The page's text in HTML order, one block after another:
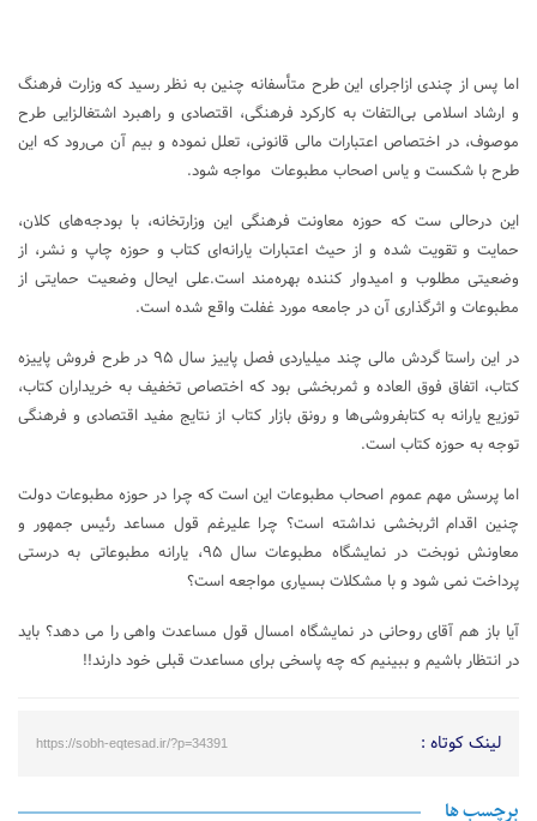
اما پس از چندی ازاجرای این طرح متأسفانه چنین به نظر رسید که وزارت فرهنگ
و ارشاد اسلامی بی‌التفات به کارکرد فرهنگی، اقتصادی و راهبرد اشتغالزایی طرح
موصوف، در اختصاص اعتبارات مالی قانونی، تعلل نموده و بیم آن می‌رود که این
طرح با شکست و یاس اصحاب مطبوعات مواجه شود.
این درحالی ست که حوزه معاونت فرهنگی این وزارتخانه، با بودجه‌های کلان،
حمایت و تقویت شده و از حیث اعتبارات یارانه‌ای کتاب و حوزه چاپ و نشر، از
وضعیتی مطلوب و امیدوار کننده بهره‌مند است.علی ایحال وضعیت حمایتی از
مطبوعات و اثرگذاری آن در جامعه مورد غفلت واقع شده است.
در این راستا گردش مالی چند میلیاردی فصل پاییز سال ۹۵ در طرح فروش پاییزه
کتاب، اتفاق فوق العاده و ثمربخشی بود که اختصاص تخفیف به خریداران کتاب،
توزیع یارانه به کتابفروشی‌ها و رونق بازار کتاب از نتایج مفید اقتصادی و فرهنگی
توجه به حوزه کتاب است.
اما پرسش مهم عموم اصحاب مطبوعات این است که چرا در حوزه مطبوعات دولت
چنین اقدام اثربخشی نداشته است؟ چرا علیرغم قول مساعد رئیس جمهور و
معاونش نوبخت در نمایشگاه مطبوعات سال ۹۵، یارانه مطبوعاتی به درستی
پرداخت نمی شود و با مشکلات بسیاری مواجعه است؟
آیا باز هم آقای روحانی در نمایشگاه امسال قول مساعدت واهی را می دهد؟ باید
در انتظار باشیم و ببینیم که چه پاسخی برای مساعدت قبلی خود دارند!!
لینک کوتاه : https://sobh-eqtesad.ir/?p=34391
برچسب ها